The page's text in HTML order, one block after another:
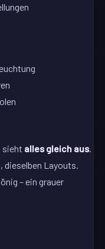
sieht alles gleich aus.
dieselben Layouts.
– ein grauer